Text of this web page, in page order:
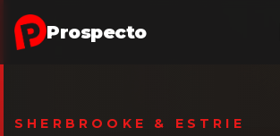
Aller au contenu principal
Prospecto
SHERBROOKE & ESTRIE